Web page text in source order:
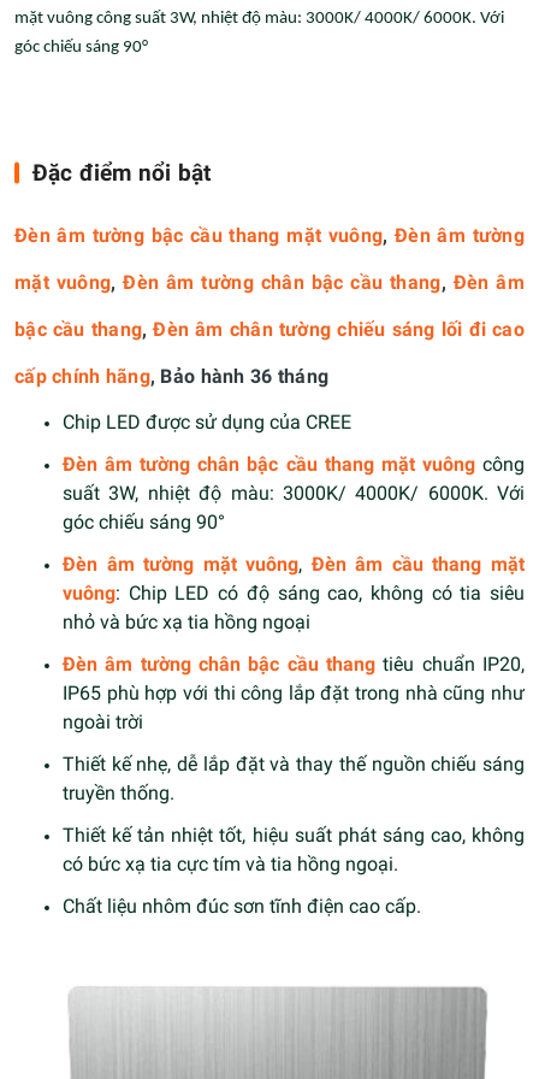
mặt vuông công suất 3W, nhiệt độ màu: 3000K/ 4000K/ 6000K. Với
góc chiếu sáng 90°
Đặc điểm nổi bật
Đèn âm tường bậc cầu thang mặt vuông,Đèn âm tường
mặt vuông,Đèn âm tường chân bậc cầu thang,Đèn âm
bậc cầu thang,Đèn âm chân tường chiếu sáng lối đi cao
cấp chính hãng, Bảo hành 36 tháng
Chip LED được sử dụng của CREE
Đèn âm tường chân bậc cầu thang mặt vuông công
suất 3W, nhiệt độ màu: 3000K/ 4000K/ 6000K. Với
góc chiếu sáng 90°
Đèn âm tường mặt vuông,Đèn âm cầu thang mặt
vuông: Chip LED có độ sáng cao, không có tia siêu
nhỏ và bức xạ tia hồng ngoại
Đèn âm tường chân bậc cầu thang tiêu chuẩn IP20,
IP65 phù hợp với thi công lắp đặt trong nhà cũng như
ngoài trời
Thiết kế nhẹ, dễ lắp đặt và thay thế nguồn chiếu sáng
truyền thống.
Thiết kế tản nhiệt tốt, hiệu suất phát sáng cao, không
có bức xạ tia cực tím và tia hồng ngoại.
Chất liệu nhôm đúc sơn tĩnh điện cao cấp.